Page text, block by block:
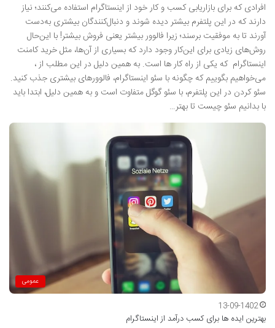
افرادی که برای بازاریابی کسب و کار خود از اینستاگرام استفاده می‌کنند؛ نیاز
دارند که در این پلتفرم بیشتر دیده شوند و دنبال‌کنندگان بیشتری به‌دست
آورند تا به موفقیت برسند؛ زیرا فالوور بیشتر یعنی فروش بیشتر! با این‌حال
روش‌های زیادی برای این‌کار وجود دارد که بسیاری از آن‌ها، مثل خرید کامنت
اینستاگرام که یکی از راه کار ها است. به همین دلیل در این مطلب از ،
می‌خواهیم بگوییم که چگونه با سئو اینستاگرام، فالوورهای بیشتری جذب کنید.
سئو کردن در این پلتفرم، با سئو گوگل متفاوت است و به همین دلیل، ابتدا باید
با بدانیم سئو چیست تا بهتر…
عمومی
13-09-1402
بهترین ایده ها برای کسب درآمد از اینستاگرام